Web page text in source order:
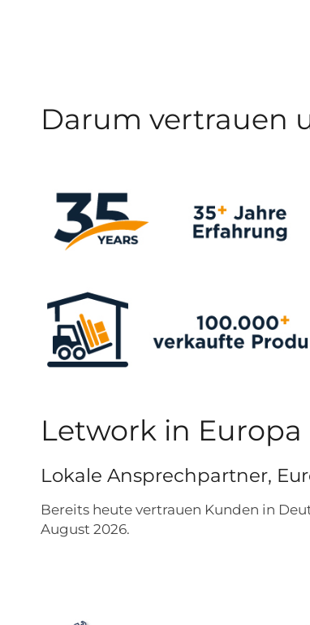
Darum vertrauen
Letwork in Europa
Lokale Ansprechpartner,
Bereits heute vertrauen Kunden in
August 2026.